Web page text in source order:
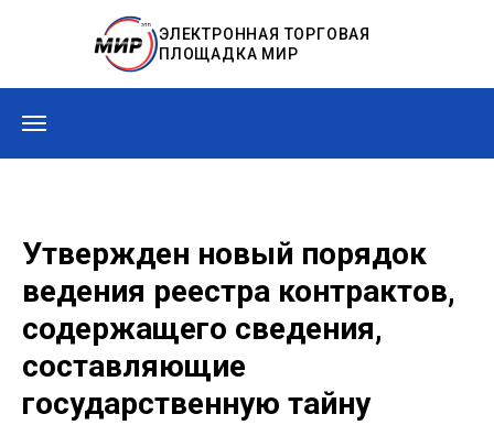
ЭЛЕКТРОННАЯ ТОРГОВАЯ
ПЛОЩАДКА МИР
Утвержден новый порядок
ведения реестра контрактов,
содержащего сведения,
составляющие
государственную тайну